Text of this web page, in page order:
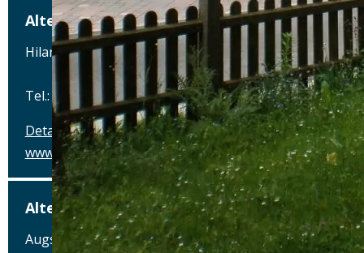
Alte Brauerei Mertingen
Hilaria-Lechner-Straße 21, 86690 Mertingen
Tel.: Tel.: 09078-912320
Details
www.alte-brauerei-mertingen.de
Alte Posthalterei
Augsburger Straße 2, 86441 Zusmarshausen